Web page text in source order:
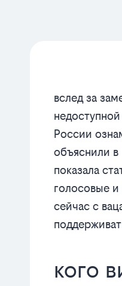
вслед за
России
объяснили в
показала
голосовые
сейчас с
кого